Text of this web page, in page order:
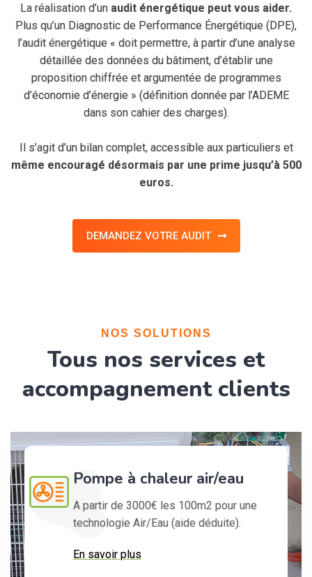
La réalisation d’un audit énergétique peut vous aider.
Plus qu’un Diagnostic de Performance Énergétique (DPE),
l’audit énergétique « doit permettre, à partir d’une analyse
détaillée des données du bâtiment, d’établir une
proposition chiffrée et argumentée de programmes
d’économie d’énergie » (définition donnée par l’ADEME
dans son cahier des charges).
Il s’agit d’un bilan complet, accessible aux particuliers et
même encouragé désormais par une prime jusqu’à 500
euros.
DEMANDEZ VOTRE AUDIT
NOS SOLUTIONS
Tous nos services et
accompagnement clients
Pompe à chaleur air/eau
A partir de 3000€ les 100m2 pour une
technologie Air/Eau (aide déduite).
En savoir plus